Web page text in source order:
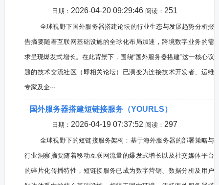
日期： 2026-04-20 09:29:46 阅读： 251
全球视野下国外服务器搭建论坛的行业生态与发展趋势分析报
告摘要随着互联网基础设施的全球化布局加速，跨境数字业务的需
求呈现爆发式增长。在此背景下，围绕“国外服务器搭建”这一核心议
题的技术交流社区（即相关论坛）已演变为连接技术开发者、运维
专家及企···
国外服务器搭建短链接服务（YOURLS）
日期： 2026-04-19 07:37:52 阅读： 297
全球视野下的短链接服务架构：基于海外服务器的部署策略与
行业洞察摘要随着移动互联网流量的爆发式增长以及社交媒体平台
的碎片化传播特性，短链接服务已成为数字营销、数据分析及用户